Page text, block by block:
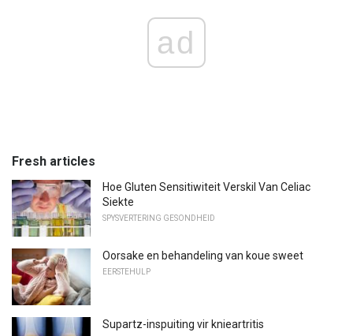
ad
Fresh articles
Hoe Gluten Sensitiwiteit Verskil Van Celiac
Siekte
SPYSVERTERING GESONDHEID
Oorsake en behandeling van koue sweet
EERSTEHULP
Supartz-inspuiting vir knieartritis